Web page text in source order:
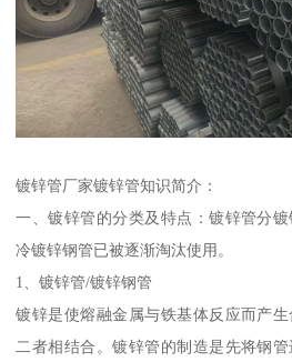
镀锌管厂家镀锌管知识简介：
一、镀锌管的分类及特点：镀锌管分
冷镀锌钢管已被逐渐淘汰使用。
1、镀锌管/镀锌钢管
镀锌是使熔融金属与铁基体反应而产
二者相结合。镀锌管的制造是先将钢